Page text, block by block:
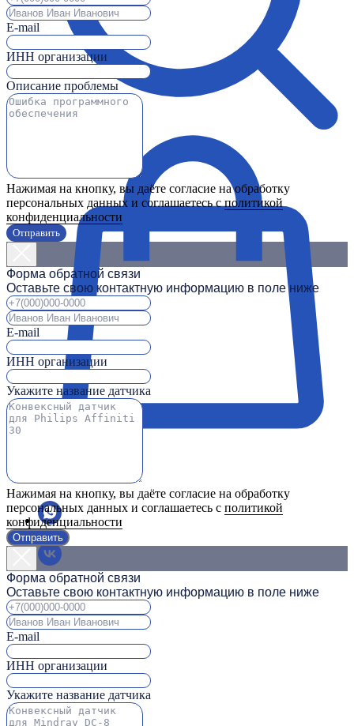
E-mail
ИНН организации
Описание проблемы
Нажимая на кнопку, вы даёте согласие на обработку
персональных данных и соглашаетесь сполитикой
конфиденциальности
Отправить
Форма обратной связи
Оставьте свою контактную информацию в поле ниже
E-mail
ИНН организации
Укажите название датчика
Нажимая на кнопку, вы даёте согласие на обработку
персональных данных и соглашаетесь с политикой
конфиденциальности
Отправить
Форма обратной связи
Оставьте свою контактную информацию в поле ниже
E-mail
ИНН организации
Укажите название датчика